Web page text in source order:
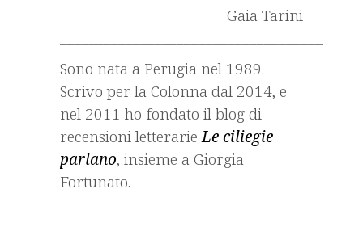
Gaia Tarini
Sono nata a Perugia nel 1989.
Scrivo per la Colonna dal 2014, e
nel 2011 ho fondato il blog di
recensioni letterarieLe ciliegie
parlano, insieme a Giorgia
Fortunato.